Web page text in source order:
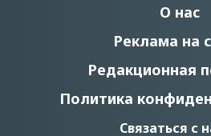
О нас
Реклама на
Редакционная
Политика
Связаться с